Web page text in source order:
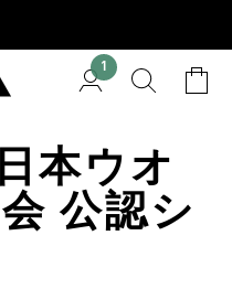
1
本ウオ
公認シ